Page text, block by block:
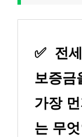
✅ 전
보증금
가장
는 무